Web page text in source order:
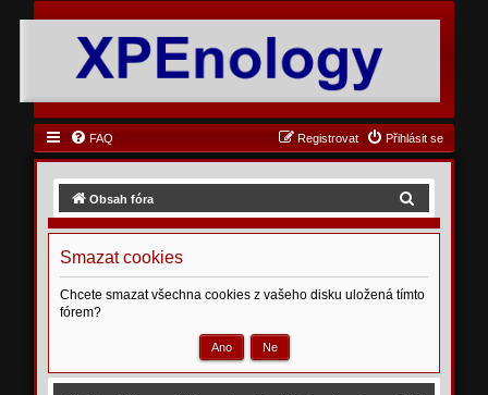
FAQ Přihlásit se
Registrovat
Obsah fóra
d
a
Smazat cookies
Chcete smazat všechna cookies z vašeho disku uložená tímto
fórem?